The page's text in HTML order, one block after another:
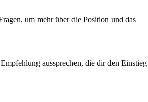
um mehr über die Position und das
aussprechen, die dir den Einstieg